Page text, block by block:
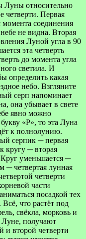
Луны относительно
четверти. Первая
момента соединения
не видна. Вторая
Луной угла в 90
эта четверть
до момента угла
светила. И
определить какая
небо. Взгляните
серп напоминает
она убывает в свете
явно можно
«Р», то эта Луна
к полнолунию.
серпик ─ первая
кругу ─ вторая
уменьшается ─
─ четвертая лунная
четверти
части
посадкой тех
что растёт под
свёкла, морковь и
получают
и второй четверти